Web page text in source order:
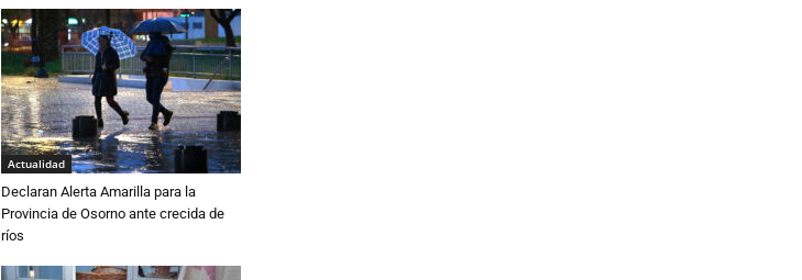
Actualidad
Declaran Alerta Amarilla para la
Provincia de Osorno ante crecida de
ríos